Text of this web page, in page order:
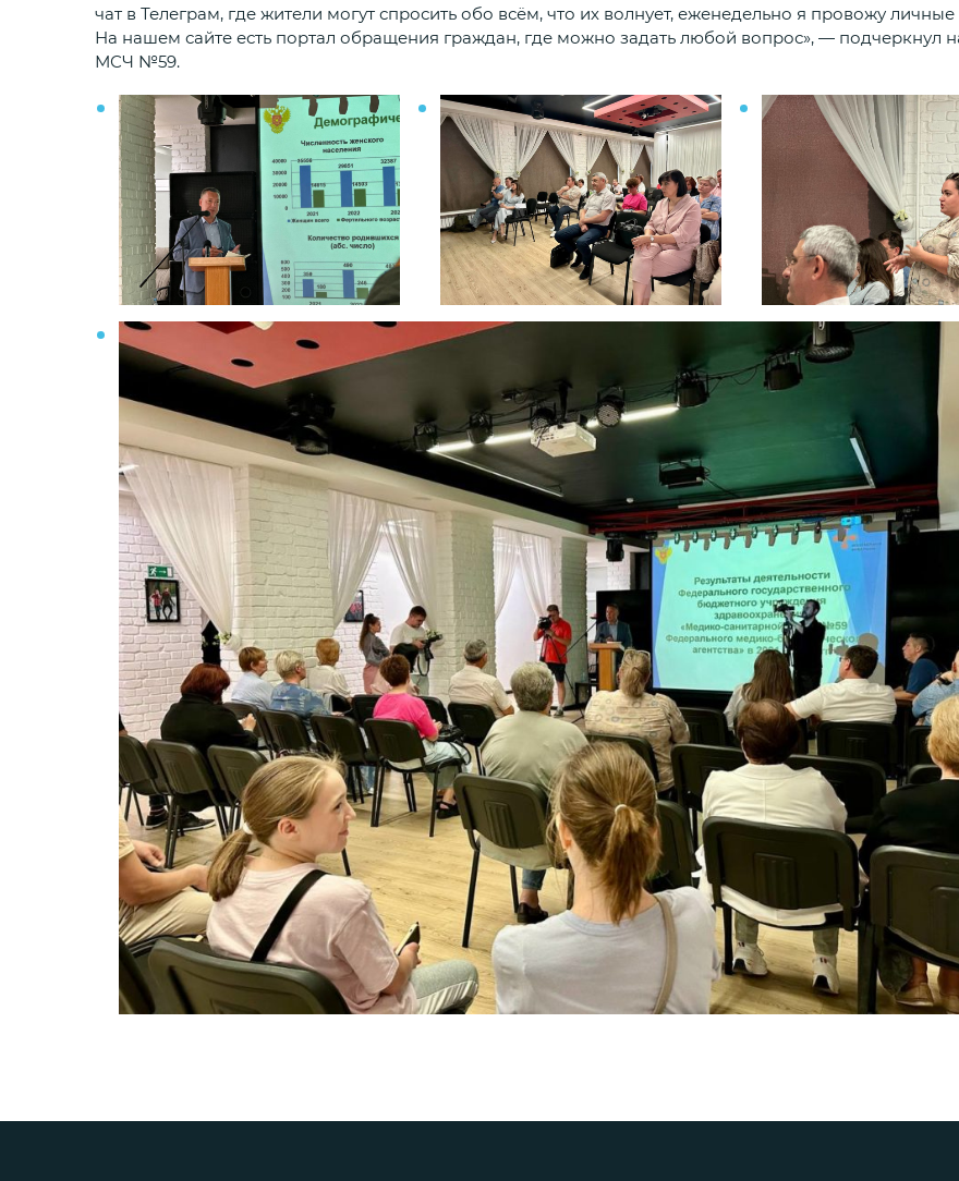
чат в Телеграм, где жители могут спросить обо всём, что их волнует, еженедельно я провожу личные
На нашем сайте есть портал обращения граждан, где можно задать любой вопрос», — подчеркнул
МСЧ №59.